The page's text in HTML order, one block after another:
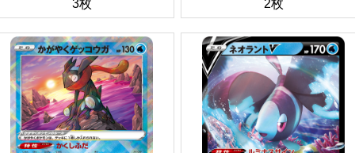
3枚 2枚